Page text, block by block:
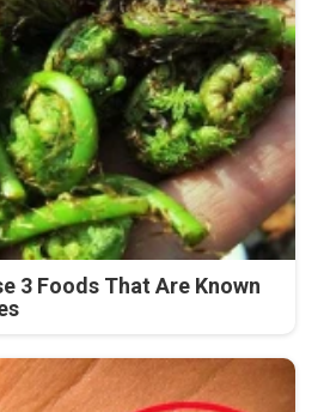
3 Foods That Are Known